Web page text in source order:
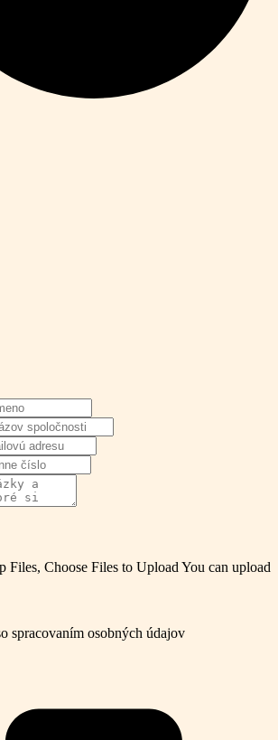
Files, Choose Files to Upload You can upload
spracovaním osobných údajov